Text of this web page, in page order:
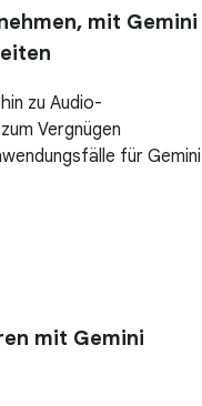
mit Gemini
zu Audio-
Vergnügen
für Gemini
mit Gemini